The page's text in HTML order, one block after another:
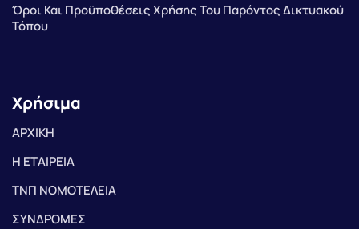
Όροι Και Προϋποθέσεις Χρήσης Του Παρόντος Δικτυακού
Τόπου
Χρήσιμα
ΑΡΧΙΚΗ
Η ΕΤΑΙΡΕΙΑ
ΤΝΠ ΝΟΜΟΤΕΛΕΙΑ
ΣΥΝΔΡΟΜΕΣ